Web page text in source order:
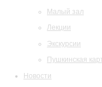
Малый зал
Лекции
Экскурсии
Пушкинская
Новости